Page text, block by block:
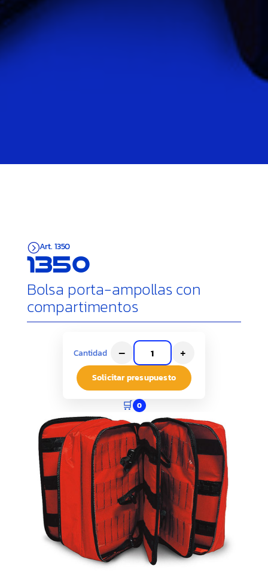
=Art. 1350
1350
Bolsa porta-ampollas con
compartimentos
Cantidad – +
Solicitar presupuesto
🛒 0